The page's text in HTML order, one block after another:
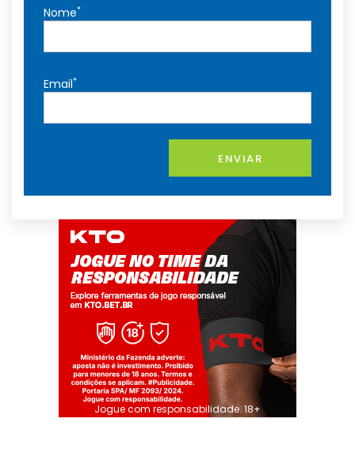
Nome*
Email*
ENVIAR
Jogue com responsabilidade. 18+